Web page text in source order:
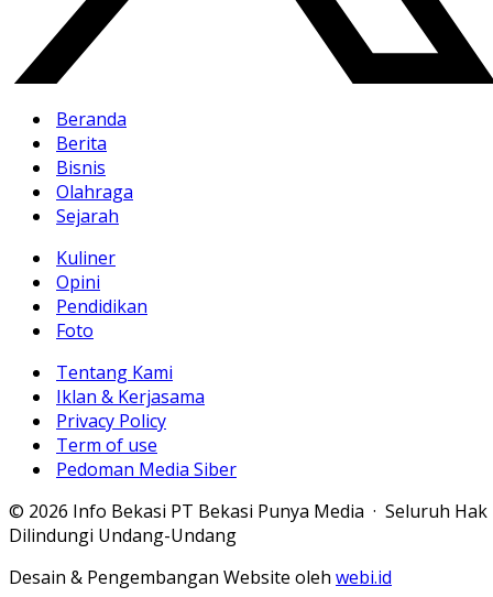
Beranda
Berita
Bisnis
Olahraga
Sejarah
Kuliner
Opini
Pendidikan
Foto
Tentang Kami
Iklan & Kerjasama
Privacy Policy
Term of use
Pedoman Media Siber
© 2026 Info Bekasi PT Bekasi Punya Media · Seluruh Hak
Dilindungi Undang-Undang
Desain & Pengembangan Website oleh webi.id